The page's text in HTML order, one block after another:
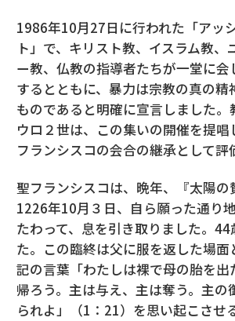
1986年10月27日に行われた「アッ
ト」で、キリスト教、イスラム教、
ー教、仏教の指導者たちが一堂に
するとともに、暴力は宗教の真の精
ものであると明確に宣言しました。
ウロ２世は、この集いの開催を提唱
フランシスコの会合の継承として評
聖フランシスコは、晩年、『太陽の
1226年10月３日、自ら願った通り
たわって、息を引き取りました。
た。この臨終は父に服を返した場面
記の言葉「わたしは裸で母の胎を出
帰ろう。主は与え、主は奪う。主の
られよ」（1：21）を思い起こさせ